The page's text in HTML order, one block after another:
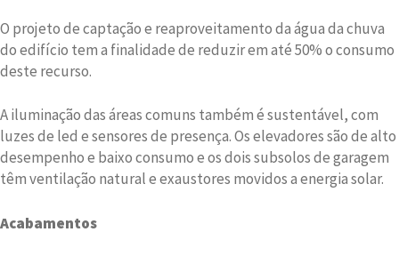
O projeto de captação e reaproveitamento da água da chuva
do edifício tem a finalidade de reduzir em até 50% o consumo
deste recurso.
A iluminação das áreas comuns também é sustentável, com
luzes de led e sensores de presença. Os elevadores são de alto
desempenho e baixo consumo e os dois subsolos de garagem
têm ventilação natural e exaustores movidos a energia solar.
Acabamentos